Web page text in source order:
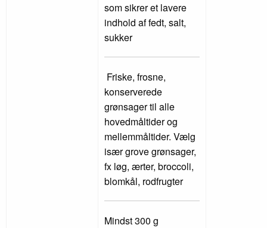
som sikrer et lavere
indhold af fedt, salt,
sukker
Friske, frosne,
konserverede
grønsager til alle
hovedmåltider og
mellemmåltider. Vælg
især grove grønsager,
fx løg, ærter, broccoli,
blomkål, rodfrugter
Mindst 300 g